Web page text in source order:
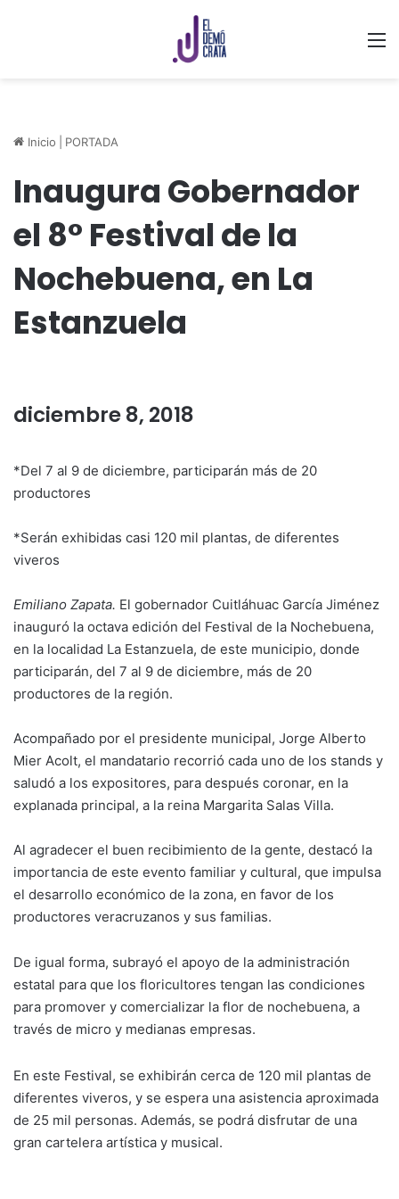
Inicio PORTADA
Inaugura Gobernador
el 8° Festival de la
Nochebuena, en La
Estanzuela
diciembre 8, 2018
*Del 7 al 9 de diciembre, participarán más de 20
productores
*Serán exhibidas casi 120 mil plantas, de diferentes
viveros
Emiliano Zapata. El gobernador Cuitláhuac García Jiménez
inauguró la octava edición del Festival de la Nochebuena,
en la localidad La Estanzuela, de este municipio, donde
participarán, del 7 al 9 de diciembre, más de 20
productores de la región.
Acompañado por el presidente municipal, Jorge Alberto
Mier Acolt, el mandatario recorrió cada uno de los stands y
saludó a los expositores, para después coronar, en la
explanada principal, a la reina Margarita Salas Villa.
Al agradecer el buen recibimiento de la gente, destacó la
importancia de este evento familiar y cultural, que impulsa
el desarrollo económico de la zona, en favor de los
productores veracruzanos y sus familias.
De igual forma, subrayó el apoyo de la administración
estatal para que los floricultores tengan las condiciones
para promover y comercializar la flor de nochebuena, a
través de micro y medianas empresas.
En este Festival, se exhibirán cerca de 120 mil plantas de
diferentes viveros, y se espera una asistencia aproximada
de 25 mil personas. Además, se podrá disfrutar de una
gran cartelera artística y musical.